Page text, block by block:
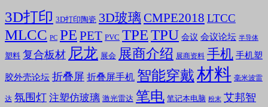
3D打印 3D打印陶瓷 3D玻璃 CMPE2018 LTCC
MLCC PC PE PET PVC TPETPU 会议 会议论坛 半导体
塑料 复合板材 尼龙 展会 展商介绍 展商资料 手机 手机塑
胶外壳论坛 折叠屏 折叠屏手机 智能穿戴材料 毫米波雷
达 氛围灯 注塑仿玻璃 激光雷达 笔电 笔记本电脑 粉末 艾邦智